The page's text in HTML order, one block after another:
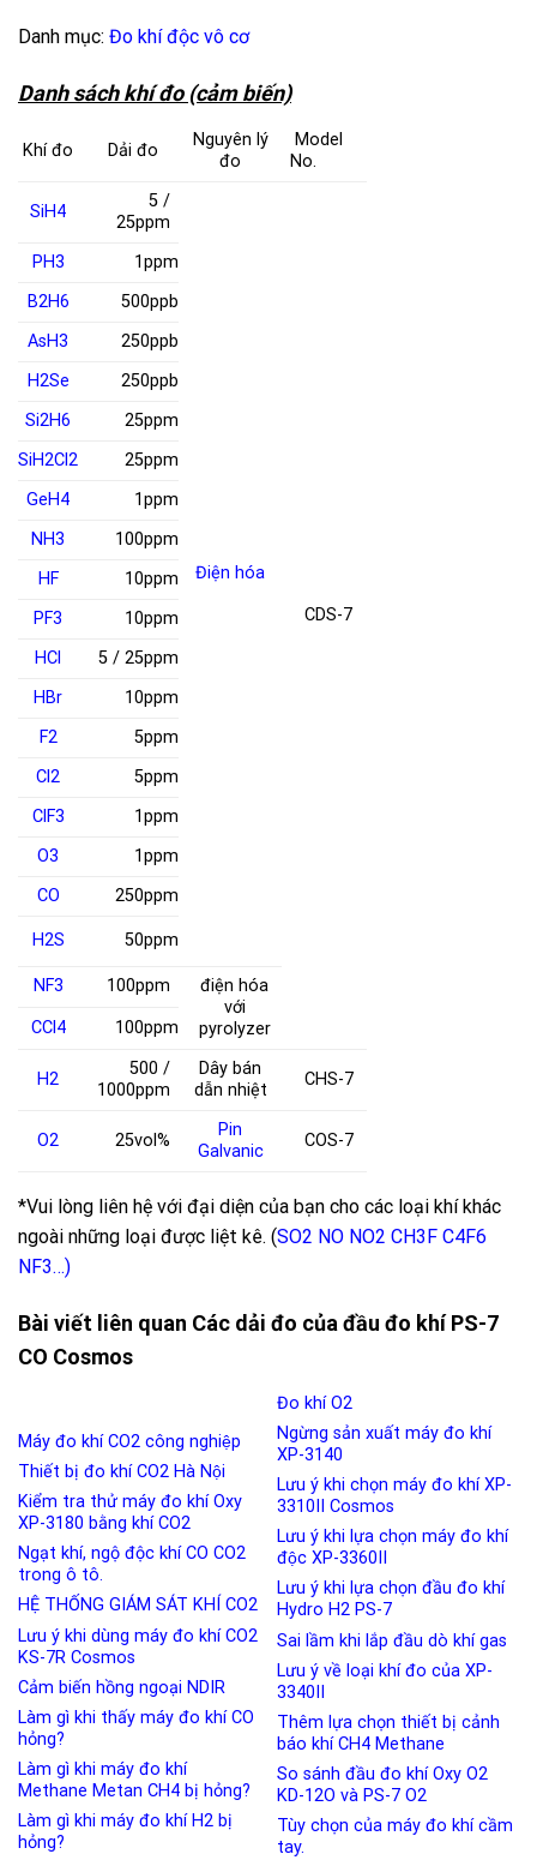
Danh mục: Đo khí độc vô cơ
Danh sách khí đo (cảm biến)
Khí đo Dải đo
Nguyên lý
đo
Model
No.
SiH4
5 /
25ppm
Điện hóa
CDS-7
PH3
1ppm
B2H6
500ppb
AsH3
250ppb
H2Se
250ppb
Si2H6
25ppm
SiH2Cl2
25ppm
GeH4
1ppm
NH3
100ppm
HF
10ppm
PF3
10ppm
HCl
5 / 25ppm
HBr
10ppm
F2
5ppm
Cl2
5ppm
ClF3
1ppm
O3
1ppm
CO
250ppm
H2S 50ppm
NF3 100ppm
điện hóa
với
pyrolyzer
CCl 4 100ppm
H2
500 /
1000ppm
Dây bán
dẫn nhiệt
CHS-7
O2 25vol%
Pin
Galvanic
COS-7
*Vui lòng liên hệ với đại diện của bạn cho các loại khí khác
ngoài những loại được liệt kê. (SO2 NO NO2 CH3F C4F6
NF3…)
Bài viết liên quan Các dải đo của đầu đo khí PS-7
CO Cosmos
Máy đo khí CO2 công nghiệp
Thiết bị đo khí CO2 Hà Nội
Kiểm tra thử máy đo khí Oxy
XP-3180 bằng khí CO2
Ngạt khí, ngộ độc khí CO CO2
trong ô tô.
HỆ THỐNG GIÁM SÁT KHÍ CO2
Lưu ý khi dùng máy đo khí CO2
KS-7R Cosmos
Cảm biến hồng ngoại NDIR
Làm gì khi thấy máy đo khí CO
hỏng?
Làm gì khi máy đo khí
Methane Metan CH4 bị hỏng?
Làm gì khi máy đo khí H2 bị
hỏng?
Đo khí O2
Ngừng sản xuất máy đo khí
XP-3140
Lưu ý khi chọn máy đo khí XP-
3310II Cosmos
Lưu ý khi lựa chọn máy đo khí
độc XP-3360II
Lưu ý khi lựa chọn đầu đo khí
Hydro H2 PS-7
Sai lầm khi lắp đầu dò khí gas
Lưu ý về loại khí đo của XP-
3340II
Thêm lựa chọn thiết bị cảnh
báo khí CH4 Methane
So sánh đầu đo khí Oxy O2
KD-12O và PS-7 O2
Tùy chọn của máy đo khí cầm
tay.